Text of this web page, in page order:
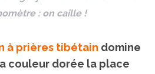
: on caille !
à prières tibétain domine
couleur dorée la place